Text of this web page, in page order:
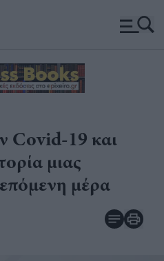
Covid-19 και
μιας
μέρα